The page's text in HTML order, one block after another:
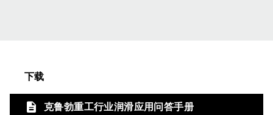
下载
克鲁勃重工行业润滑应用问答手册